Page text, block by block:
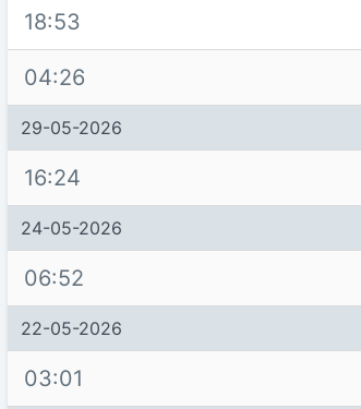
18:53
04:26
29-05-2026
16:24
24-05-2026
06:52
22-05-2026
03:01